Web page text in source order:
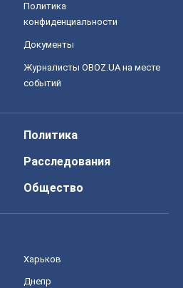
Политика
конфиденциальности
Документы
Журналисты OBOZ.UA на месте
событий
Политика
Расследования
Общество
Харьков
Днепр